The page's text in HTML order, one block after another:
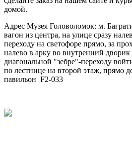
домой.
Адрес Музея Головоломок: м.
вагон из центра, на улице сразу
переходу на светофоре прямо, за
налево в арку во внутренний
диагональной "зебре"-переходу
по лестнице на второй этаж, прямо
павильон F2-033